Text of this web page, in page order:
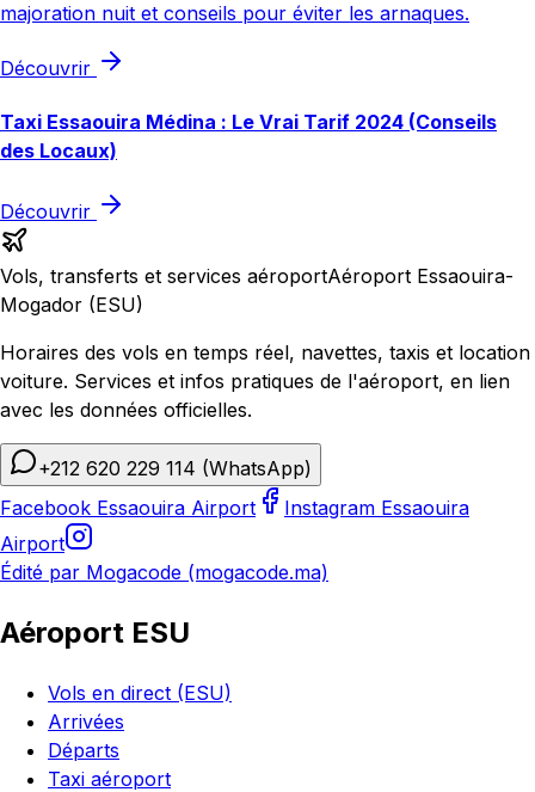
majoration nuit et conseils pour éviter les arnaques.
Découvrir
Taxi Essaouira Médina : Le Vrai Tarif 2024 (Conseils
des Locaux)
Découvrir
Vols, transferts et services aéroportAéroport Essaouira-
Mogador (ESU)
Horaires des vols en temps réel, navettes, taxis et location
voiture. Services et infos pratiques de l'aéroport, en lien
avec les données officielles.
+212 620 229 114 (WhatsApp)
Facebook Essaouira Airport
Instagram Essaouira
Airport
Édité par Mogacode (mogacode.ma)
Aéroport ESU
Vols en direct (ESU)
Arrivées
Départs
Taxi aéroport